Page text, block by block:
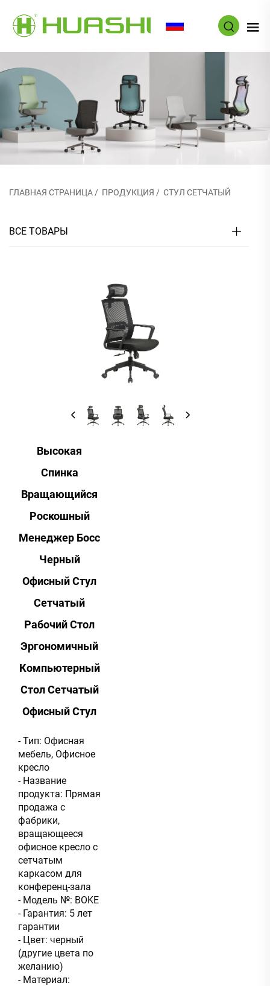
ГЛАВНАЯ СТРАНИЦА / ПРОДУКЦИЯ / СТУЛ СЕТЧАТЫЙ
ВСЕ ТОВАРЫ
Высокая
Спинка
Вращающийся
Роскошный
Менеджер Босс
Черный
Офисный Стул
Сетчатый
Рабочий Стол
Эргономичный
Компьютерный
Стол Сетчатый
Офисный Стул
- Тип: Офисная
мебель, Офисное
кресло
- Название
продукта: Прямая
продажа с
фабрики,
вращающееся
офисное кресло с
сетчатым
каркасом для
конференц-зала
- Модель №: BOKE
- Гарантия: 5 лет
гарантии
- Цвет: черный
(другие цвета по
желанию)
- Материал: